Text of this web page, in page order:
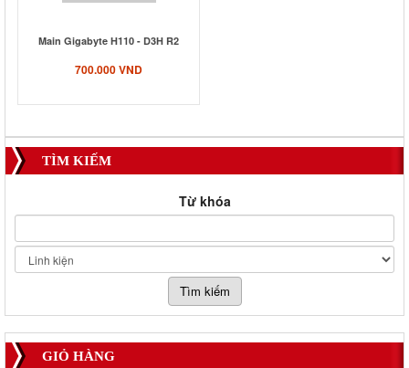
Main Gigabyte H110 - D3H R2
700.000 VND
TÌM KIẾM
Từ khóa
GIỎ HÀNG